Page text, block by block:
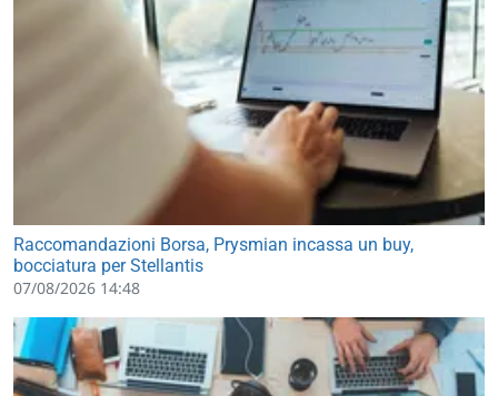
Raccomandazioni Borsa, Prysmian incassa un buy,
bocciatura per Stellantis
07/08/2026 14:48